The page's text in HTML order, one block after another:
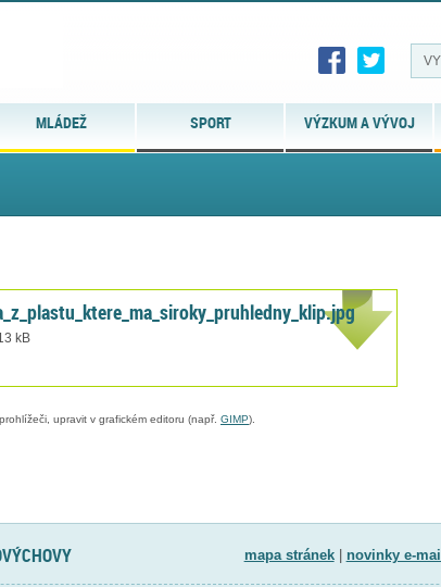
MLÁDEŽ SPORT VÝZKUM A VÝVOJ
kB
upravit v grafickém editoru (např. GIMP).
mapa stránek| novinky e-